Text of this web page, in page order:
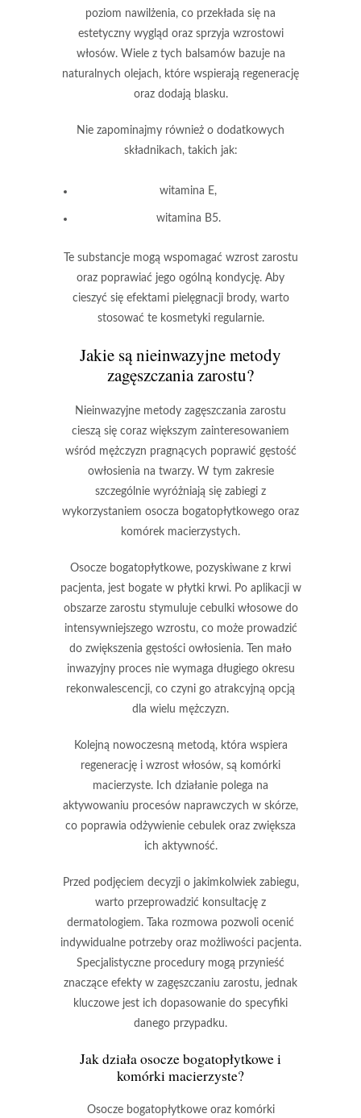
poziom nawilżenia, co przekłada się na
estetyczny wygląd oraz sprzyja wzrostowi
włosów. Wiele z tych balsamów bazuje na
naturalnych olejach, które wspierają regenerację
oraz dodają blasku.
Nie zapominajmy również o dodatkowych
składnikach, takich jak:
witamina E,
witamina B5.
Te substancje mogą wspomagać wzrost zarostu
oraz poprawiać jego ogólną kondycję. Aby
cieszyć się efektami pielęgnacji brody, warto
stosować te kosmetyki regularnie.
Jakie są nieinwazyjne metody
zagęszczania zarostu?
Nieinwazyjne metody zagęszczania zarostu
cieszą się coraz większym zainteresowaniem
wśród mężczyzn pragnących poprawić gęstość
owłosienia na twarzy. W tym zakresie
szczególnie wyróżniają się zabiegi z
wykorzystaniem osocza bogatopłytkowego oraz
komórek macierzystych.
Osocze bogatopłytkowe, pozyskiwane z krwi
pacjenta, jest bogate w płytki krwi. Po aplikacji w
obszarze zarostu stymuluje cebulki włosowe do
intensywniejszego wzrostu, co może prowadzić
do zwiększenia gęstości owłosienia.
Ten mało
inwazyjny proces nie wymaga długiego okresu
rekonwalescencji, co czyni go atrakcyjną opcją
dla wielu mężczyzn.
Kolejną nowoczesną metodą, która wspiera
regenerację i wzrost włosów, są komórki
macierzyste. Ich działanie polega na
aktywowaniu procesów naprawczych w skórze,
co poprawia odżywienie cebulek oraz zwiększa
ich aktywność.
Przed podjęciem decyzji o jakimkolwiek zabiegu,
warto przeprowadzić konsultację z
dermatologiem. Taka rozmowa pozwoli ocenić
indywidualne potrzeby oraz możliwości pacjenta.
Specjalistyczne procedury mogą przynieść
znaczące efekty w zagęszczaniu zarostu, jednak
kluczowe jest ich dopasowanie do specyfiki
danego przypadku.
Jak działa osocze bogatopłytkowe i
komórki macierzyste?
Osocze bogatopłytkoweoraz komórki